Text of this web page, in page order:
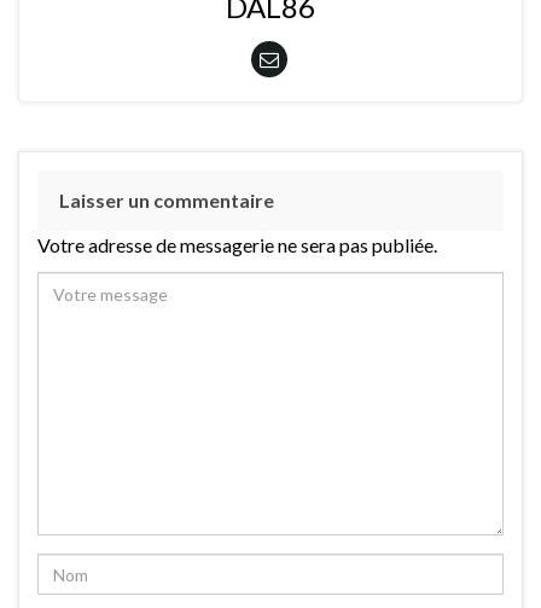
Laisser un commentaire
Votre adresse de messagerie ne sera pas publiée.